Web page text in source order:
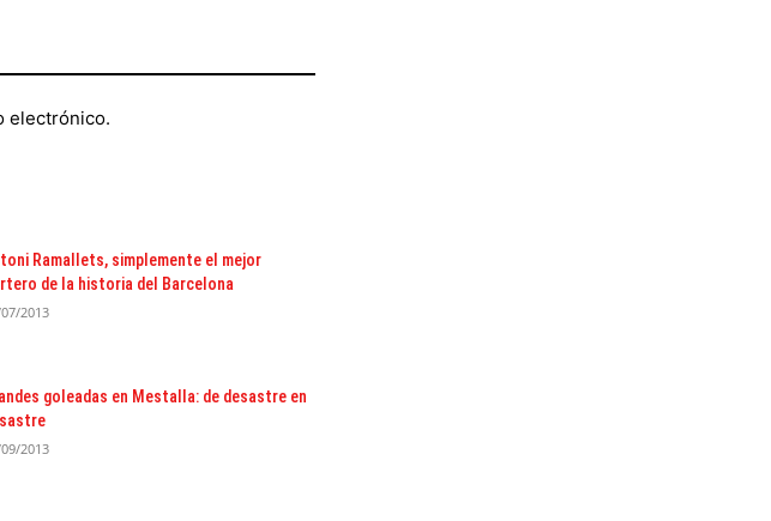
electrónico.
Ramallets, simplemente el mejor
de la historia del Barcelona
2013
goleadas en Mestalla: de desastre en
2013